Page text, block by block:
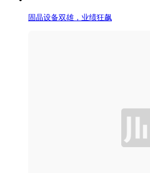
固晶设备双雄，业绩狂飙